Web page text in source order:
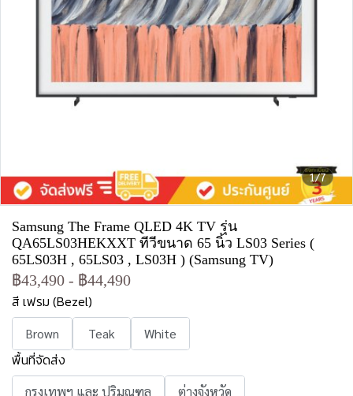
1/7
Samsung The Frame QLED 4K TV รุ่น
QA65LS03HEKXXT ทีวีขนาด 65 นิ้ว LS03 Series (
65LS03H , 65LS03 , LS03H ) (Samsung TV)
฿43,490 - ฿44,490
สี เฟรม (Bezel)
Brown Teak White
พื้นที่จัดส่ง
กรุงเทพฯ และ ปริมณฑล ต่างจังหวัด